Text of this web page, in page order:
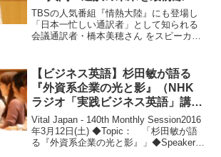
ら語る」2026年2月11日
TBSの人気番組『情熱大陸』にも登場し
「日本一忙しい通訳者」として知られる
会議通訳者・橋本美穂さん をスピーカー
者・翻訳者の価値ついて語っていただき
ました。
【ビジネス英語】杉田敏が語る
『外資系企業の光と影』（NHK
ラジオ「実践ビジネス英語」講
師） – Vital Japan
Vital Japan - 140th Monthly Session2016
年3月12日(土) ◆Topic： 「杉田敏が語
る『外資系企業の光と影』」◆Speaker: